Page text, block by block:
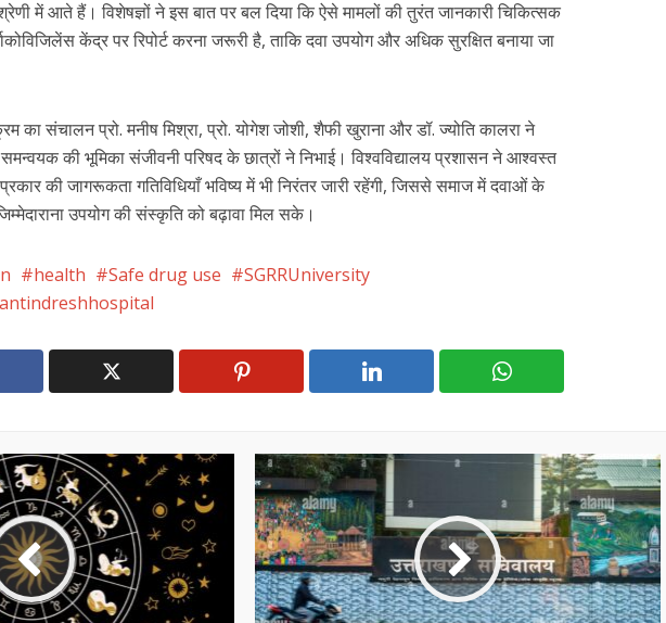
में आते हैं। विशेषज्ञों ने इस बात पर बल दिया कि ऐसे मामलों की तुरंत जानकारी चिकित्सक
केंद्र पर रिपोर्ट करना जरूरी है, ताकि दवा उपयोग और अधिक सुरक्षित बनाया जा
का संचालन प्रो. मनीष मिश्रा, प्रो. योगेश जोशी, शैफी खुराना और डॉ. ज्योति कालरा ने
की भूमिका संजीवनी परिषद के छात्रों ने निभाई। विश्वविद्यालय प्रशासन ने आश्वस्त
की जागरूकता गतिविधियाँ भविष्य में भी निरंतर जारी रहेंगी, जिससे समाज में दवाओं के
उपयोग की संस्कृति को बढ़ावा मिल सके।
health Safe drug use
SGRRUniversity